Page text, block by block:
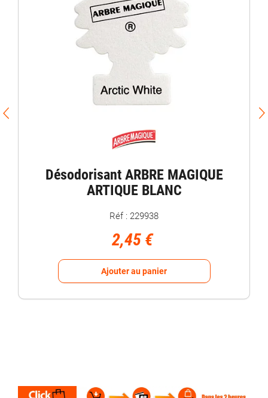
Désodorisant ARBRE MAGIQUE
ARTIQUE BLANC
Réf : 229938
2,45 €
Ajouter au panier